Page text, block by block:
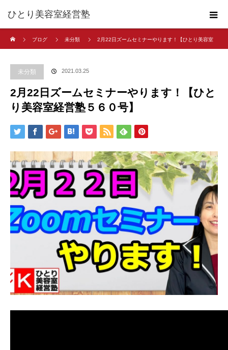
ひとり美容室経営塾
ブログ
未分類 2月22日ズームセミナーやります！【ひとり美容室
未分類 2021.03.25
2月22日ズームセミナーやります！【ひと
り美容室経営塾５６０号】